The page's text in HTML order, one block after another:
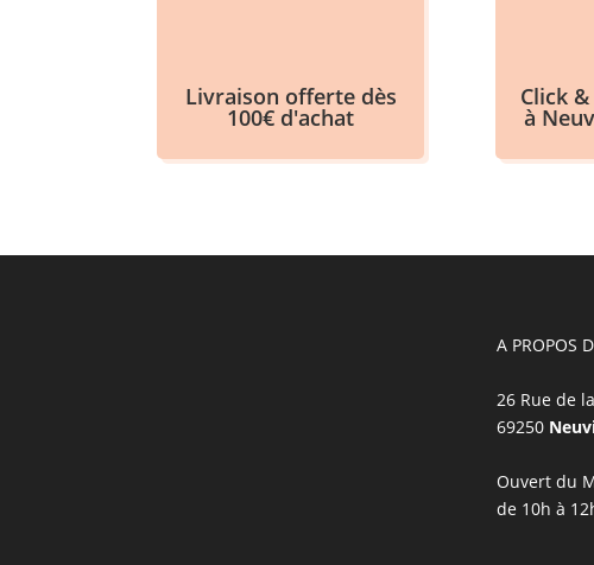
Livraison offerte dès
100€ d'achat
Click
à
A PROPOS
26 Rue de
69250
Ouvert du
de 10h à